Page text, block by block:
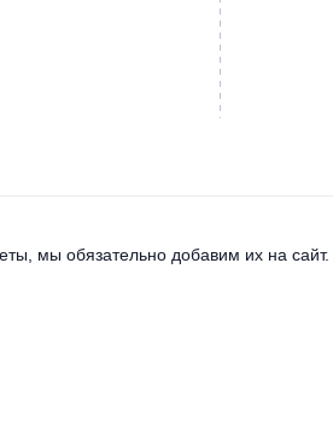
мы обязательно добавим их на сайт.